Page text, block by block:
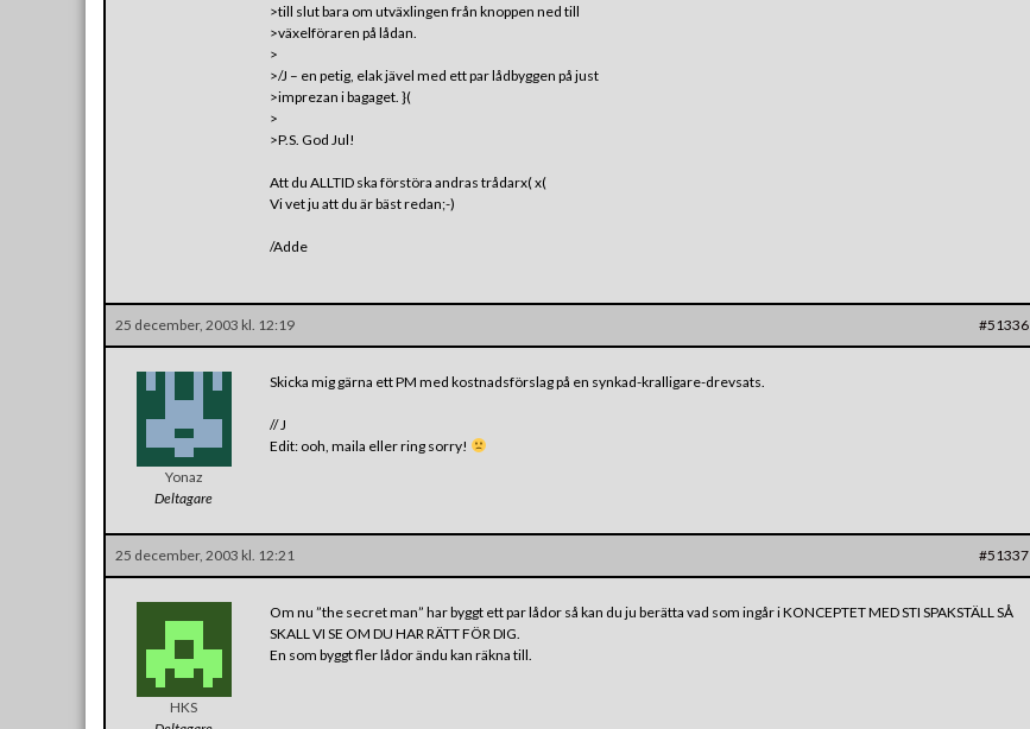
>till slut bara om utväxlingen från knoppen ned till
>växelföraren på lådan.
>
>/J – en petig, elak jävel med ett par lådbyggen på just
>imprezan i bagaget. }(
>
>P.S. God Jul!
Att du ALLTID ska förstöra andras trådarx( x(
Vi vet ju att du är bäst redan;-)
/Adde
25 december, 2003 kl. 12:19 #51336
Yonaz
Deltagare
Skicka mig gärna ett PM med kostnadsförslag på en synkad-kralligare-drevsats.
// J
Edit: ooh, maila eller ring sorry!
25 december, 2003 kl. 12:21 #51337
HKS
Om nu ”the secret man” har byggt ett par lådor så kan du ju berätta vad som ingår i KONCEPTET MED STI SPAKSTÄLL SÅ
SKALL VI SE OM DU HAR RÄTT FÖR DIG.
En som byggt fler lådor ändu kan räkna till.